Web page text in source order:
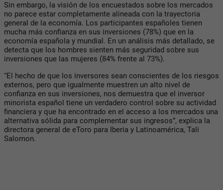
Sin embargo, la visión de los encuestados sobre los mercados
no parece estar completamente alineada con la trayectoria
general de la economía. Los participantes españoles tienen
mucha más confianza en sus inversiones (78%) que en la
economía española y mundial. En un análisis más detallado, se
detecta que los hombres sienten más seguridad sobre sus
inversiones que las mujeres (84% frente al 73%).
“El hecho de que los inversores sean conscientes de los riesgos
externos, pero que igualmente muestren un alto nivel de
confianza en sus inversiones, nos demuestra que el inversor
minorista español tiene un verdadero control sobre su actividad
financiera y que ha encontrado en el acceso a los mercados una
alternativa sólida para complementar sus ingresos”, explica la
directora general de eToro para Iberia y Latinoamérica, Tali
Salomon.